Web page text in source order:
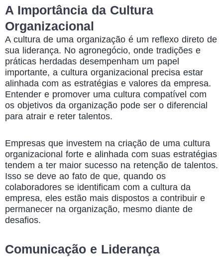
A Importância da Cultura
Organizacional
A cultura de uma organização é um reflexo direto de
sua liderança. No agronegócio, onde tradições e
práticas herdadas desempenham um papel
importante, a cultura organizacional precisa estar
alinhada com as estratégias e valores da empresa.
Entender e promover uma cultura compatível com
os objetivos da organização pode ser o diferencial
para atrair e reter talentos.
Empresas que investem na criação de uma cultura
organizacional forte e alinhada com suas estratégias
tendem a ter maior sucesso na retenção de talentos.
Isso se deve ao fato de que, quando os
colaboradores se identificam com a cultura da
empresa, eles estão mais dispostos a contribuir e
permanecer na organização, mesmo diante de
desafios.
Comunicação e Liderança